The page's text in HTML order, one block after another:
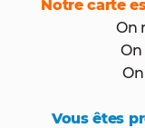
Notre carte
On
On
Vous êtes